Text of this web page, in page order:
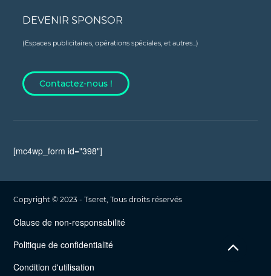
DEVENIR SPONSOR
(Espaces publicitaires, opérations spéciales, et autres...)
Contactez-nous !
[mc4wp_form id="398"]
Copyright © 2023 - Tseret, Tous droits réservés
Clause de non-responsabilité
Politique de confidentialité
Condition d'utilisation